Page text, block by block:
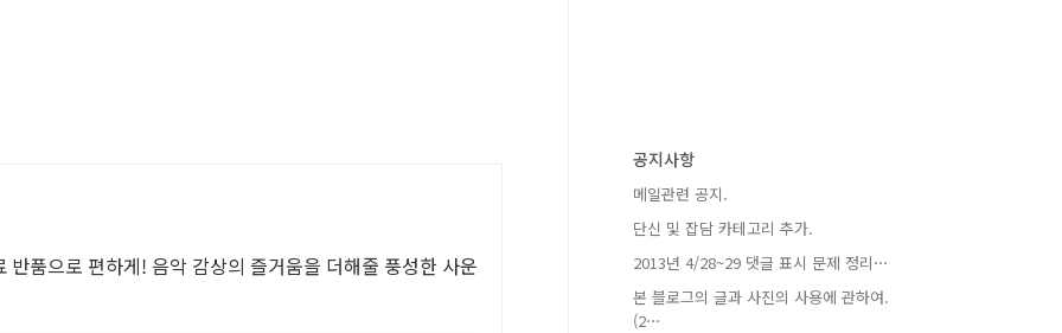
품으로 편하게! 음악 감상의 즐거움을 더해줄 풍성한 사운
공지사항
메일관련 공지.
단신 및 잡담 카테고리 추가.
2013년 4/28~29 댓글 표시 문제 정리⋯
본 블로그의 글과 사진의 사용에 관하여.
(2⋯